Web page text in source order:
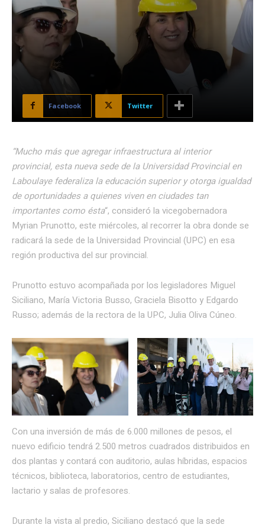
Facebook Twitter
“Mucho más que agregar infraestructura al interior
provincial, esta nueva sede de la Universidad Provincial en
Laboulaye federaliza la educación superior y otorga igualdad
de oportunidades a quienes viven en ciudades tan
importantes como ésta“, consideró la vicegobernadora
Myrian Prunotto, este miércoles, al recorrer la obra donde se
radicará la sede de la Universidad Provincial (UPC) en esa
región productiva del sur provincial.
Prunotto estuvo acompañada por los legisladores Miguel
Siciliano, María Victoria Busso, Graciela Bisotto y Edgardo
Russo; además de la rectora de la UPC, Julia Oliva Cúneo.
Con una inversión de más de 6.000 millones de pesos, el
nuevo edificio tendrá 2.500 metros cuadrados distribuidos en
dos plantas y contará con auditorio, aulas híbridas, espacios
técnicos, biblioteca, laboratorios, centro de estudiantes,
lactario y salas de profesores.
Durante la vista al predio, Siciliano destacó que la sede